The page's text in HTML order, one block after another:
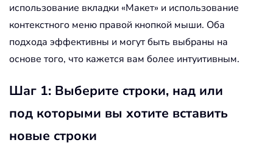
использование вкладки «Макет» и использование
контекстного меню правой кнопкой мыши. Оба
подхода эффективны и могут быть выбраны на
основе того, что кажется вам более интуитивным.
Шаг 1: Выберите строки, над или
под которыми вы хотите вставить
новые строки